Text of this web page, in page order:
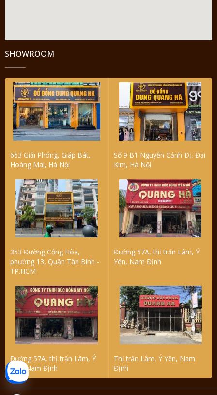
SHOWROOM
663 Giải Phóng, Giáp Bát,
Hoàng Mai, Hà Nội
Số 9 B1 Nguyễn Cảnh Dị, Đại
Kim, Hà Nội
353 Đường Cộng Hòa,
phường 13, Quận Tân Bình -
TP.HCM
Đường 57A, thị trấn Lâm, Ý
Yên, Nam Định
Đường 57A, thị trấn Lâm, Ý
Yên, Nam Định
Thị trấn Lâm, Ý Yên, Nam
Định